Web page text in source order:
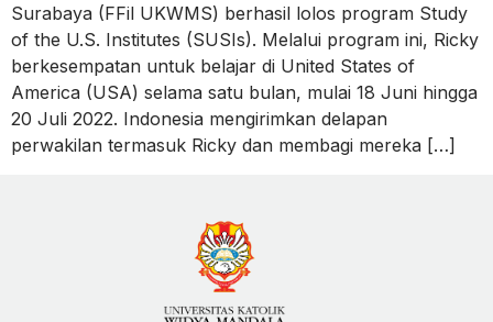
Surabaya (FFil UKWMS) berhasil lolos program Study
of the U.S. Institutes (SUSIs). Melalui program ini, Ricky
berkesempatan untuk belajar di United States of
America (USA) selama satu bulan, mulai 18 Juni hingga
20 Juli 2022. Indonesia mengirimkan delapan
perwakilan termasuk Ricky dan membagi mereka […]